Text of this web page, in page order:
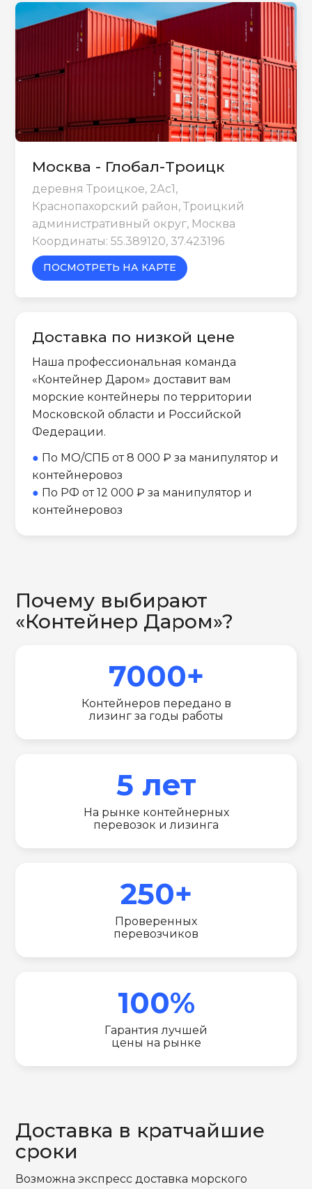
Москва - Глобал-Троицк
деревня Троицкое, 2Ас1,
Краснопахорский район, Троицкий
административный округ, Москва
Координаты: 55.389120, 37.423196
ПОСМОТРЕТЬ НА КАРТЕ
Доставка по низкой цене
Наша профессиональная команда
«Контейнер Даром» доставит вам
морские контейнеры по территории
Московской области и Российской
Федерации.
● По МО/СПБ от 8 000 ₽ за манипулятор и
контейнеровоз
● По РФ от 12 000 ₽ за манипулятор и
контейнеровоз
Почему выбирают
«Контейнер Даром»?
7000+
Контейнеров передано в
лизинг за годы работы
5 лет
На рынке контейнерных
перевозок и лизинга
250+
Проверенных
перевозчиков
100%
Гарантия лучшей
цены на рынке
Доставка в кратчайшие
сроки
Возможна экспресс доставка морского